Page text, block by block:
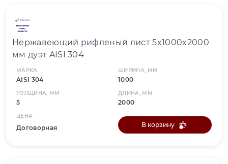
Нержавеющий рифленый лист 5x1000x2000
мм дуэт AISI 304
МАРКА
AISI 304
ШИРИНА, ММ
1000
ТОЛЩИНА, ММ
5
ДЛИНА, ММ
2000
ЦЕНА
Договорная В корзину